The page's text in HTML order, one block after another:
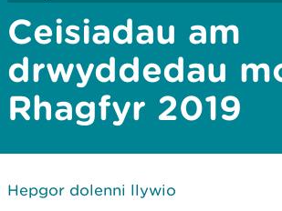
Ceisiadau am
drwyddedau
Rhagfyr 2019
Hepgor dolenni llywio